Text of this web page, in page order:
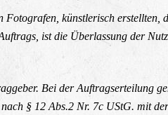
künstlerisch
ist die Überlassung der
Bei der Auftragserteilung
§ 12 Abs.2 Nr. 7c UStG. mit